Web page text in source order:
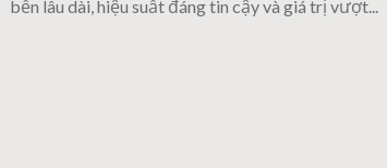
bền lâu dài, hiệu suất đáng tin cậy và giá trị vượt...